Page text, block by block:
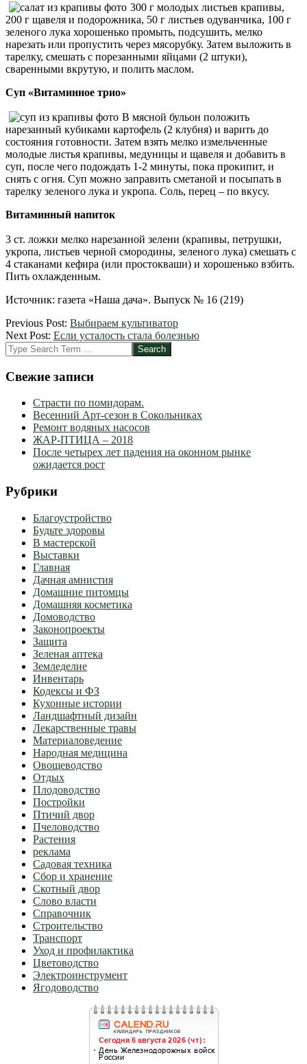
300 г молодых листьев крапивы,
200 г щавеля и подорожника, 50 г листьев одуванчика, 100 г
зеленого лука хорошенько промыть, подсушить, мелко
нарезать или пропустить через мясорубку. Затем выложить в
тарелку, смешать с порезанными яйцами (2 штуки),
сваренными вкрутую, и полить маслом.
Суп «Витаминное трио»
В мясной бульон положить
нарезанный кубиками картофель (2 клубня) и варить до
состояния готовности. Затем взять мелко измельченные
молодые листья крапивы, медуницы и щавеля и добавить в
суп, после чего подождать 1-2 минуты, пока прокипит, и
снять с огня. Суп можно заправить сметаной и посыпать в
тарелку зеленого лука и укропа. Соль, перец – по вкусу.
Витаминный напиток
3 ст. ложки мелко нарезанной зелени (крапивы, петрушки,
укропа, листьев черной смородины, зеленого лука) смешать с
4 стаканами кефира (или простокваши) и хорошенько взбить.
Пить охлажденным.
Источник: газета «Наша дача». Выпуск № 16 (219)
2012-
04-
28
Previous Post: Выбираем культиватор
Next Post: Если усталость стала болезнью
Search
Свежие записи
Страсти по помидорам.
Весенний Арт-сезон в Сокольниках
Ремонт водяных насосов
ЖАР-ПТИЦА – 2018
После четырех лет падения на оконном рынке
ожидается рост
Рубрики
Благоустройство
Будьте здоровы
В мастерской
Выставки
Главная
Дачная амнистия
Домашние питомцы
Домашняя косметика
Домоводство
Законопроекты
Защита
Зеленая аптека
Земледелие
Инвентарь
Кодексы и ФЗ
Кухонные истории
Ландшафтный дизайн
Лекарственные травы
Материаловедение
Народная медицина
Овощеводство
Отдых
Плодоводство
Постройки
Птичий двор
Пчеловодство
Растения
реклама
Садовая техника
Сбор и хранение
Скотный двор
Слово власти
Справочник
Строительство
Транспорт
Уход и профилактика
Цветоводство
Электроинструмент
Ягодоводство